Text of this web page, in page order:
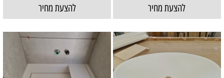
להצעת מחיר
להצעת מחיר